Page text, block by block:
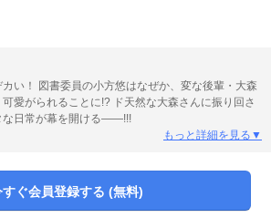
い！ 図書委員の小方悠はなぜか、変な後輩・大森
愛がられることに!? ド天然な大森さんに振り回さ
な日常が幕を開ける――!!!
もっと詳細を見る▼
すぐ会員登録する (無料)